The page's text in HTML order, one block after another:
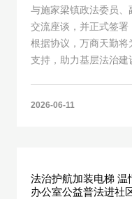
与施家梁镇政法委员
交流座谈，并正式签署
根据协议，万商天勤
支持，助力基层法治建
2026-06-11
法治护航加装电梯 温
办公室公益普法进社